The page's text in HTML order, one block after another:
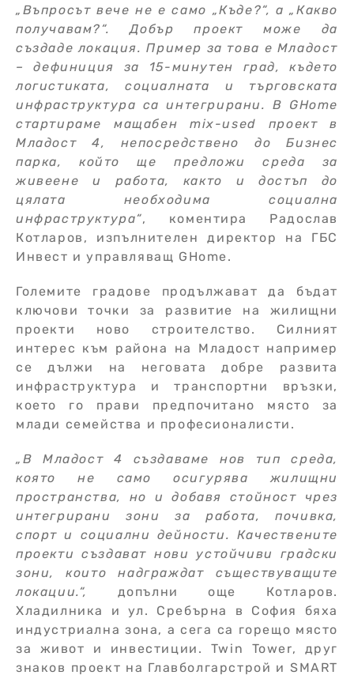
„Въпросът вече не е само „Къде?“, а „Какво
получавам?“. Добър проект може да
създаде локация. Пример за това е Младост
– дефиниция за 15-минутен град, където
логистиката, социалната и търговската
инфраструктура са интегрирани. В GHome
стартираме мащабен mix-used проект в
Младост 4, непосредствено до Бизнес
парка, който ще предложи среда за
живеене и работа, както и достъп до
цялата необходима социална
инфраструктура“, коментира Радослав
Котларов, изпълнителен директор на ГБС
Инвест и управляващ GHome.
Големите градове продължават да бъдат
ключови точки за развитие на жилищни
проекти ново строителство. Силният
интерес към района на Младост например
се дължи на неговата добре развита
инфраструктура и транспортни връзки,
което го прави предпочитано място за
млади семейства и професионалисти.
„В Младост 4 създаваме нов тип среда,
която не само осигурява жилищни
пространства, но и добавя стойност чрез
интегрирани зони за работа, почивка,
спорт и социални дейности. Качествените
проекти създават нови устойчиви градски
зони, които надграждат съществуващите
локации.“, допълни още Котларов.
Хладилника и ул. Сребърна в София бяха
индустриална зона, а сега са горещо място
за живот и инвестиции. Twin Tower, друг
знаков проект на Главболгарстрой и SMART